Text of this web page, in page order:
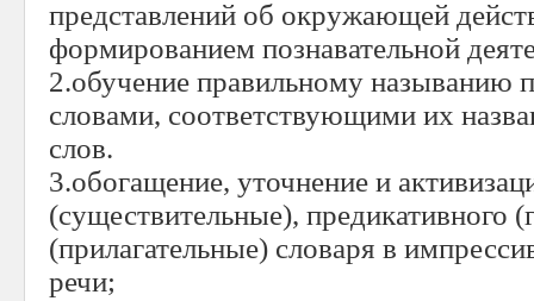
представлений об окружающей
формированием познавательной
2.обучение правильному называнию
словами, соответствующими их
слов.
3.обогащение, уточнение и
(существительные), предикативного
(прилагательные) словаря в
речи;